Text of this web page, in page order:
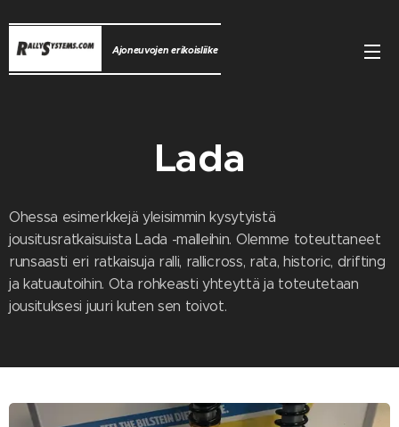
Ajoneuvojen erikoisliike
Lada
Ohessa esimerkkejä yleisimmin kysytyistä
jousitusratkaisuista Lada -malleihin. Olemme toteuttaneet
runsaasti eri ratkaisuja ralli, rallicross, rata, historic, drifting
ja katuautoihin. Ota rohkeasti yhteyttä ja toteutetaan
jousituksesi juuri kuten sen toivot.